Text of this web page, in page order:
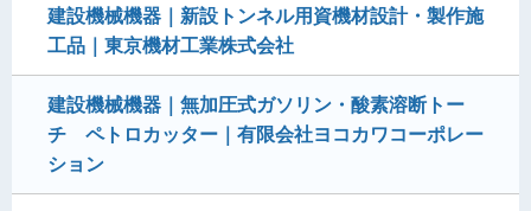
建設機械機器｜新設トンネル用資機材設計・製作施
工品｜東京機材工業株式会社
建設機械機器｜無加圧式ガソリン・酸素溶断トー
チ ペトロカッター｜有限会社ヨコカワコーポレー
ション